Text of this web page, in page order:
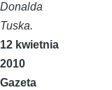
Donalda
Tuska.
12 kwietnia
2010
Gazeta